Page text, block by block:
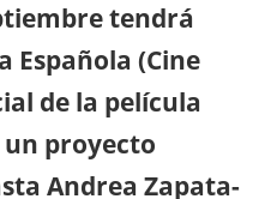
tendrá
Española (Cine
de la película
un proyecto
Andrea Zapata-